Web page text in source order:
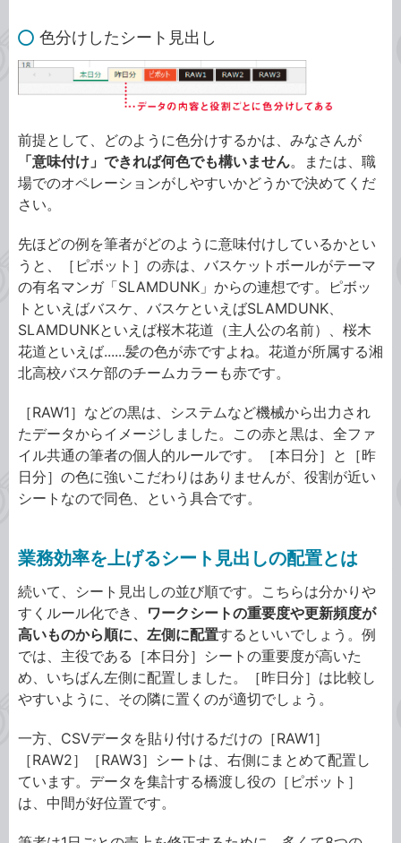
色分けしたシート見出し
前提として、どのように色分けするかは、みなさんが
「意味付け」できれば何色でも構いません。または、職
場でのオペレーションがしやすいかどうかで決めてくだ
さい。
先ほどの例を筆者がどのように意味付けしているかとい
うと、［ピボット］の赤は、バスケットボールがテーマ
の有名マンガ「SLAMDUNK」からの連想です。ピボッ
トといえばバスケ、バスケといえばSLAMDUNK、
SLAMDUNKといえば桜木花道（主人公の名前）、桜木
花道といえば......髪の色が赤ですよね。花道が所属する湘
北高校バスケ部のチームカラーも赤です。
［RAW1］などの黒は、システムなど機械から出力され
たデータからイメージしました。この赤と黒は、全ファ
イル共通の筆者の個人的ルールです。［本日分］と［昨
日分］の色に強いこだわりはありませんが、役割が近い
シートなので同色、という具合です。
業務効率を上げるシート見出しの配置とは
続いて、シート見出しの並び順です。こちらは分かりや
すくルール化でき、 ワークシートの重要度や更新頻度が
高いものから順に、左側に配置するといいでしょう。例
では、主役である［本日分］シートの重要度が高いた
め、いちばん左側に配置しました。［昨日分］は比較し
やすいように、その隣に置くのが適切でしょう。
一方、CSVデータを貼り付けるだけの［RAW1］
［RAW2］［RAW3］シートは、右側にまとめて配置し
ています。データを集計する橋渡し役の［ピボット］
は、中間が好位置です。